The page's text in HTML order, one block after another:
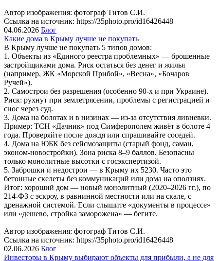
Автор изображения: фотограф Титов С.И.
Ссылка на источник: https://35photo.pro/id16426448
04.06.2026 Блог
Какие дома в Крыму лучше не покупать
В Крыму лучше не покупать 5 типов домов:
1. Объекты из «Единого реестра проблемных» — брошенные
застройщиками дома. Риск остаться без денег и жилья
(например, ЖК «Морской Прибой», «Весна», «Бочаров
Ручей»).
2. Самострои без разрешения (особенно 90-х и при Украине).
Риск: рухнут при землетрясении, проблемы с регистрацией и
снос через суд.
3. Дома на болотах и в низинах — из-за отсутствия ливневки.
Пример: ТСН «Дачник» под Симферополем живёт в болоте 4
года. Проверяйте после дождя или спрашивайте соседей.
4. Дома на ЮБК без сейсмозащиты (старый фонд, саман,
эконом-новостройки). Зона риска 8–9 баллов. Безопасны
только монолитные высотки с госэкспертизой.
5. Заброшки и недострои — в Крыму их 5230. Часто это
бетонные скелеты без коммуникаций или дома на оползнях.
Итог: хороший дом — новый монолитный (2020–2026 гг.), по
214-ФЗ с эскроу, в равнинной местности или на скале, с
дренажной системой. Если слышите «документы в процессе»
или «дешево, стройка заморожена» — бегите.
Автор изображения: фотограф Титов С.И.
Ссылка на источник: https://35photo.pro/id16426448
02.06.2026 Блог
Инвесторы в Крыму выбирают объекты для прибыли, а не для